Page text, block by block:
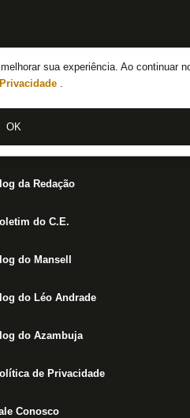
sua experiência. Ao continuar
.
OK
do Botafogo
da Redação
do C.E.
do Mansell
do Léo Andrade
do Azambuja
de Privacidade
Conosco
de Gabriel para